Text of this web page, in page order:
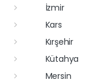
İzmir
Kars
Kırşehir
Kütahya
Mersin